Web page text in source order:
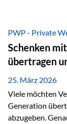
und
Staatsschulden
Interessen der
Besonders
PWP - Private
Schenken
übertragen
25. März 2026
Viele möchten
Generation
abzugeben.